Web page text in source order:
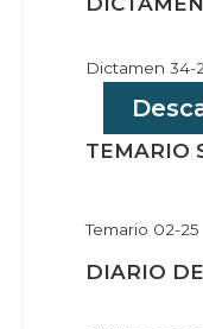
Dictamen 34-
TEMARIO
Temario 02-25
DIARIO